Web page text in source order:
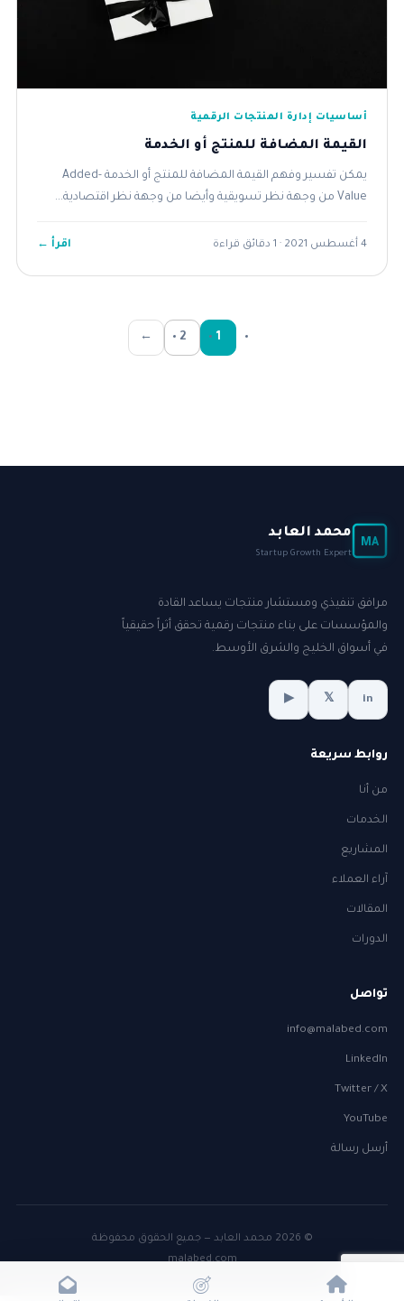
أساسيات إدارة المنتجات الرقمية
القيمة المضافة للمنتج أو الخدمة
يمكن تفسير وفهم القيمة المضافة للمنتج أو الخدمة Added-
Value من وجهة نظر تسويقية وأيضا من وجهة نظر اقتصادية...
4 أغسطس 2021 · 1 دقائق قراءة اقرأ ←
1
2
←
MA
محمد العابد
Startup Growth Expert
مرافق تنفيذي ومستشار منتجات يساعد القادة
والمؤسسات على بناء منتجات رقمية تحقق أثراً حقيقياً
في أسواق الخليج والشرق الأوسط.
in
𝕏
▶
روابط سريعة
من أنا
الخدمات
المشاريع
آراء العملاء
المقالات
الدورات
تواصل
info@malabed.com
LinkedIn
Twitter / X
YouTube
أرسل رسالة
© 2026 محمد العابد — جميع الحقوق محفوظة
malabed.com